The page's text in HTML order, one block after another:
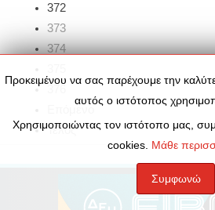
372
373
374
Τέλος
Προκειμένου να σας παρέχουμε την
αυτός ο ιστότοπος
Χρησιμοποιώντας τον ιστότοπο μας,
cookies. Μάθε
Συμφωνώ